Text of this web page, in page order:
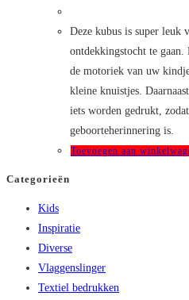
Deze kubus is super leuk
ontdekkingstocht te
de motoriek van uw
kleine knuistjes.
iets worden gedrukt,
geboorteherinnering is.
Toevoegen aan
Categorieën
Kids
Inspiratie
Diverse
Vlaggenslinger
Textiel bedrukken